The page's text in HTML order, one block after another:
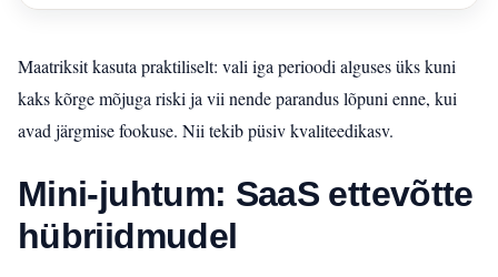
Maatriksit kasuta praktiliselt: vali iga perioodi alguses üks kuni
kaks kõrge mõjuga riski ja vii nende parandus lõpuni enne, kui
avad järgmise fookuse. Nii tekib püsiv kvaliteedikasv.
Mini-juhtum: SaaS ettevõtte
hübriidmudel